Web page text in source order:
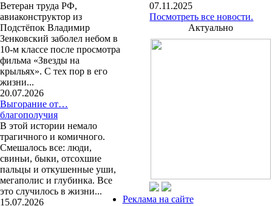
Ветеран труда РФ,
авиаконструктор из
Подстёпок Владимир
Зенковский заболел небом в
10-м классе после просмотра
фильма «Звезды на
крыльях». С тех пор в его
жизни...
20.07.2026
Выгорание от…
благополучия
В этой истории немало
трагичного и комичного.
Смешалось все: люди,
свиньи, быки, отсохшие
пальцы и откушенные уши,
мегаполис и глубинка. Все
это случилось в жизни...
15.07.2026
07.11.2025
Посмотреть все новости.
Актуально
Реклама на сайте